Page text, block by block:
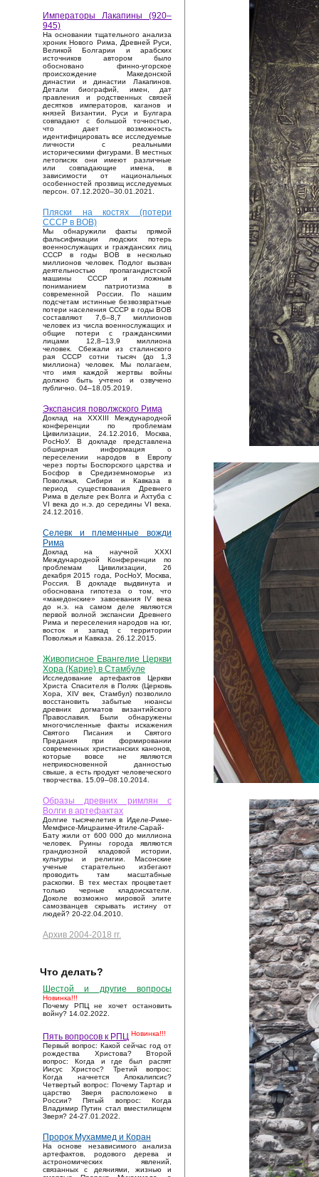
Императоры Лакапины (920–
945)
На основании тщательного анализа
хроник Нового Рима, Древней Руси,
Великой Болгарии и арабских
источников автором было
обосновано финно-угорское
происхождение Македонской
династии и династии Лакапинов.
Детали биографий, имен, дат
правления и родственных связей
десятков императоров, каганов и
князей Византии, Руси и Булгара
совпадают с большой точностью,
что дает возможность
идентифицировать все исследуемые
личности с реальными
историческими фигурами. В местных
летописях они имеют различные
или совпадающие имена, в
зависимости от национальных
особенностей прозвищ исследуемых
персон. 07.12.2020–30.01.2021.
Пляски на костях (потери
СССР в ВОВ)
Мы обнаружили факты прямой
фальсификации людских потерь
военнослужащих и гражданских лиц
СССР в годы ВОВ в несколько
миллионов человек. Подлог вызван
деятельностью пропагандистской
машины СССР и ложным
пониманием патриотизма в
современной России. По нашим
подсчетам истинные безвозвратные
потери населения СССР в годы ВОВ
составляют 7,6–8,7 миллионов
человек из числа военнослужащих и
общие потери с гражданскими
лицами 12,8–13,9 миллиона
человек. Сбежали из сталинского
рая СССР сотни тысяч (до 1,3
миллиона) человек. Мы полагаем,
что имя каждой жертвы войны
должно быть учтено и озвучено
публично. 04–18.05.2019.
Экспансия поволжского Рима
Доклад на XXXIII Международной
конференции по проблемам
Цивилизации, 24.12.2016, Москва,
РосНоУ. В докладе представлена
обширная информация о
переселении народов в Европу
через порты Боспорского царства и
Босфор в Средиземноморье из
Поволжья, Сибири и Кавказа в
период существования Древнего
Рима в дельте рек Волга и Ахтуба с
VI века до н.э. до середины VI века.
24.12.2016.
Селевк и племенные вожди
Рима
Доклад на научной XXXI
Международной Конференции по
проблемам Цивилизации, 26
декабря 2015 года, РосНоУ, Москва,
Россия. В докладе выдвинута и
обоснована гипотеза о том, что
«македонские» завоевания IV века
до н.э. на самом деле являются
первой волной экспансии Древнего
Рима и переселения народов на юг,
восток и запад с территории
Поволжья и Кавказа. 26.12.2015.
Живописное Евангелие Церкви
Хора (Карие) в Стамбуле
Исследование артефактов Церкви
Христа Спасителя в Полях (Церковь
Хора, XIV век, Стамбул) позволило
восстановить забытые нюансы
древних догматов византийского
Православия. Были обнаружены
многочисленные факты искажения
Святого Писания и Святого
Предания при формировании
современных христианских канонов,
которые вовсе не являются
неприкосновенной данностью
свыше, а есть продукт человеческого
творчества. 15.09–08.10.2014.
Образы древних римлян с
Волги в артефактах
Долгие тысячелетия в Иделе-Риме-
Мемфисе-Мицраиме-Итиле-Сарай-
Бату жили от 600 000 до миллиона
человек. Руины города являются
грандиозной кладовой истории,
культуры и религии. Масонские
ученые старательно избегают
проводить там масштабные
раскопки. В тех местах процветает
только черные кладоискатели.
Доколе возможно мировой элите
самозванцев скрывать истину от
людей? 20-22.04.2010.
Архив 2004-2018 гг.
Что делать?
Шестой и другие вопросы
Новинка!!!
Почему РПЦ не хочет остановить
войну? 14.02.2022.
Пять вопросов к РПЦ Новинка!!!
Первый вопрос: Какой сейчас год от
рождества Христова? Второй
вопрос: Когда и где был распят
Иисус Христос? Третий вопрос:
Когда начнется Апокалипсис?
Четвертый вопрос: Почему Тартар и
царство Зверя расположено в
России? Пятый вопрос: Когда
Владимир Путин стал вместилищем
Зверя? 24-27.01.2022.
Пророк Мухаммед и Коран
На основе независимого анализа
артефактов, родового дерева и
астрономических явлений,
связанных с деяниями, жизнью и